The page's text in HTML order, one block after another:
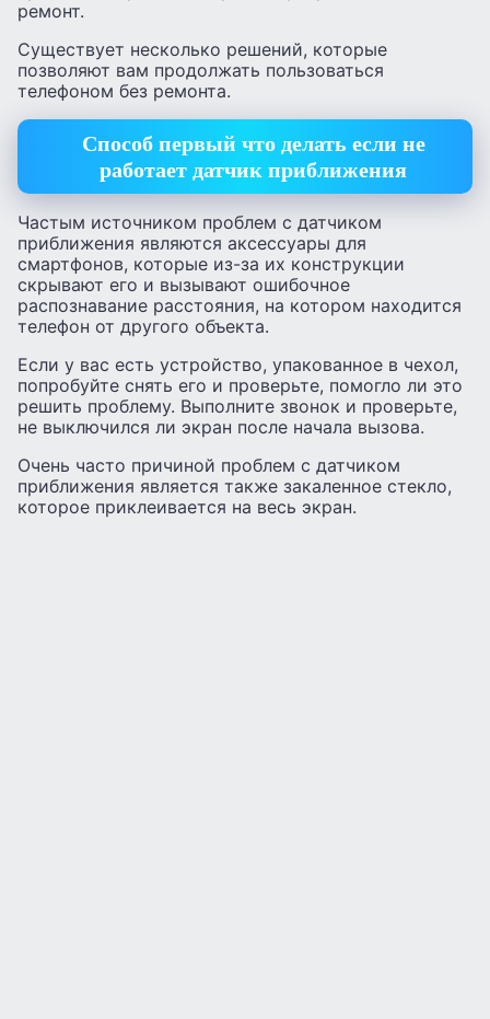
ремонт.
Существует несколько решений, которые
позволяют вам продолжать пользоваться
телефоном без ремонта.
Способ первый что делать если не
работает датчик приближения
Частым источником проблем с датчиком
приближения являются аксессуары для
смартфонов, которые из-за их конструкции
скрывают его и вызывают ошибочное
распознавание расстояния, на котором находится
телефон от другого объекта.
Если у вас есть устройство, упакованное в чехол,
попробуйте снять его и проверьте, помогло ли это
решить проблему. Выполните звонок и проверьте,
не выключился ли экран после начала вызова.
Очень часто причиной проблем с датчиком
приближения является также закаленное стекло,
которое приклеивается на весь экран.